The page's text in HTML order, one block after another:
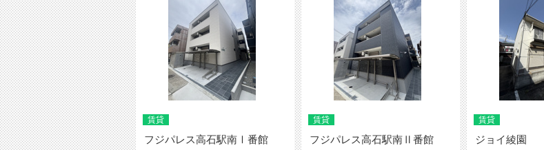
賃貸
フジパレス高石駅南Ⅰ番館
賃貸
フジパレス高石駅南Ⅱ番館
賃貸
ジョイ綾園